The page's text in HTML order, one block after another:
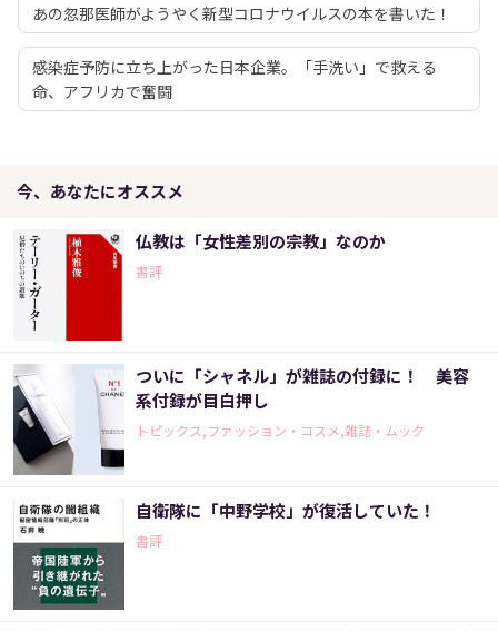
あの忽那医師がようやく新型コロナウイルスの本を書いた！
感染症予防に立ち上がった日本企業。「手洗い」で救える
命、アフリカで奮闘
今、あなたにオススメ
仏教は「女性差別の宗教」なのか
書評
ついに「シャネル」が雑誌の付録に！ 美容
系付録が目白押し
トピックス,ファッション・コスメ,雑誌・ムック
自衛隊に「中野学校」が復活していた！
書評